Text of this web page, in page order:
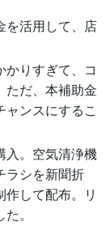
を活用して、店
りすぎて、コ
ただ、本補助金
ンスにするこ
入。空気清浄機
ラシを新聞折
して配布。リ
。